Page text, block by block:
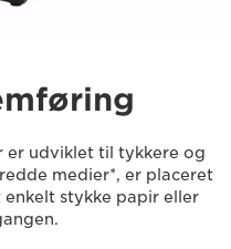
er udviklet til tykkere og
medier*, er placeret
stykke papir eller